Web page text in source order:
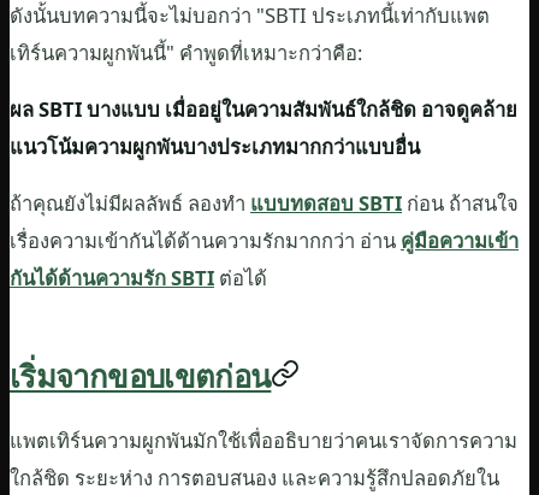
ดังนั้นบทความนี้จะไม่บอกว่า "SBTI ประเภทนี้เท่ากับแพต
เทิร์นความผูกพันนี้" คำพูดที่เหมาะกว่าคือ:
ผล SBTI บางแบบ เมื่ออยู่ในความสัมพันธ์ใกล้ชิด อาจดูคล้าย
แนวโน้มความผูกพันบางประเภทมากกว่าแบบอื่น
ถ้าคุณยังไม่มีผลลัพธ์ ลองทำ แบบทดสอบ SBTI ก่อน ถ้าสนใจ
เรื่องความเข้ากันได้ด้านความรักมากกว่า อ่าน คู่มือความเข้า
กันได้ด้านความรัก SBTI ต่อได้
เริ่มจากขอบเขตก่อน
แพตเทิร์นความผูกพันมักใช้เพื่ออธิบายว่าคนเราจัดการความ
ใกล้ชิด ระยะห่าง การตอบสนอง และความรู้สึกปลอดภัยใน